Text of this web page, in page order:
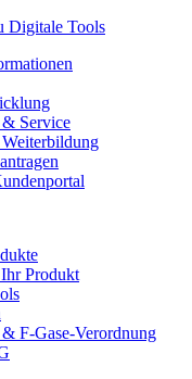
Digitale Tools
Service
Produkt
F-Gase-Verordnung